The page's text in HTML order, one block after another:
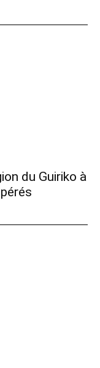
du Guiriko à